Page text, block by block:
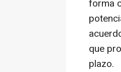
forma
que
plazo.